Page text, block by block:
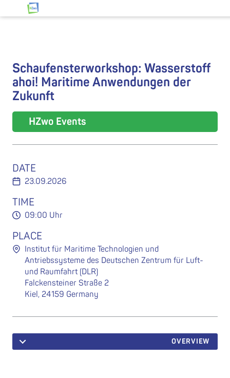
Jump to content
HZwo – Antrieb für Sachsen
Schaufensterworkshop: Wasserstoff
ahoi! Maritime Anwendungen der
Zukunft
HZwo Events
DATE
23.09.2026
TIME
09:00 Uhr
PLACE
Institut für Maritime Technologien und
Antriebssysteme des Deutschen Zentrum für Luft-
und Raumfahrt (DLR)
Falckensteiner Straße 2
Kiel, 24159 Germany
OVERVIEW